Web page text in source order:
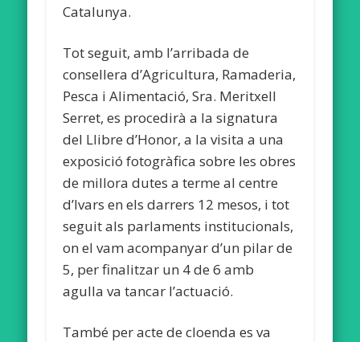
Catalunya.
Tot seguit, amb l’arribada de
consellera d’Agricultura, Ramaderia,
Pesca i Alimentació, Sra. Meritxell
Serret, es procedirà a la signatura
del Llibre d’Honor, a la visita a una
exposició fotogràfica sobre les obres
de millora dutes a terme al centre
d’Ivars en els darrers 12 mesos, i tot
seguit als parlaments institucionals,
on el vam acompanyar d’un pilar de
5, per finalitzar un 4 de 6 amb
agulla va tancar l’actuació.
També per acte de cloenda es va